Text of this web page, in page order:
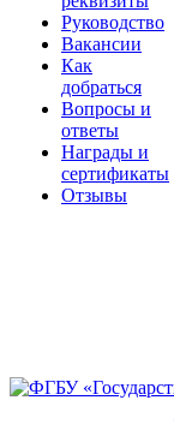
Руководство
Вакансии
Как
добраться
Вопросы и
ответы
Награды и
сертификаты
Отзывы